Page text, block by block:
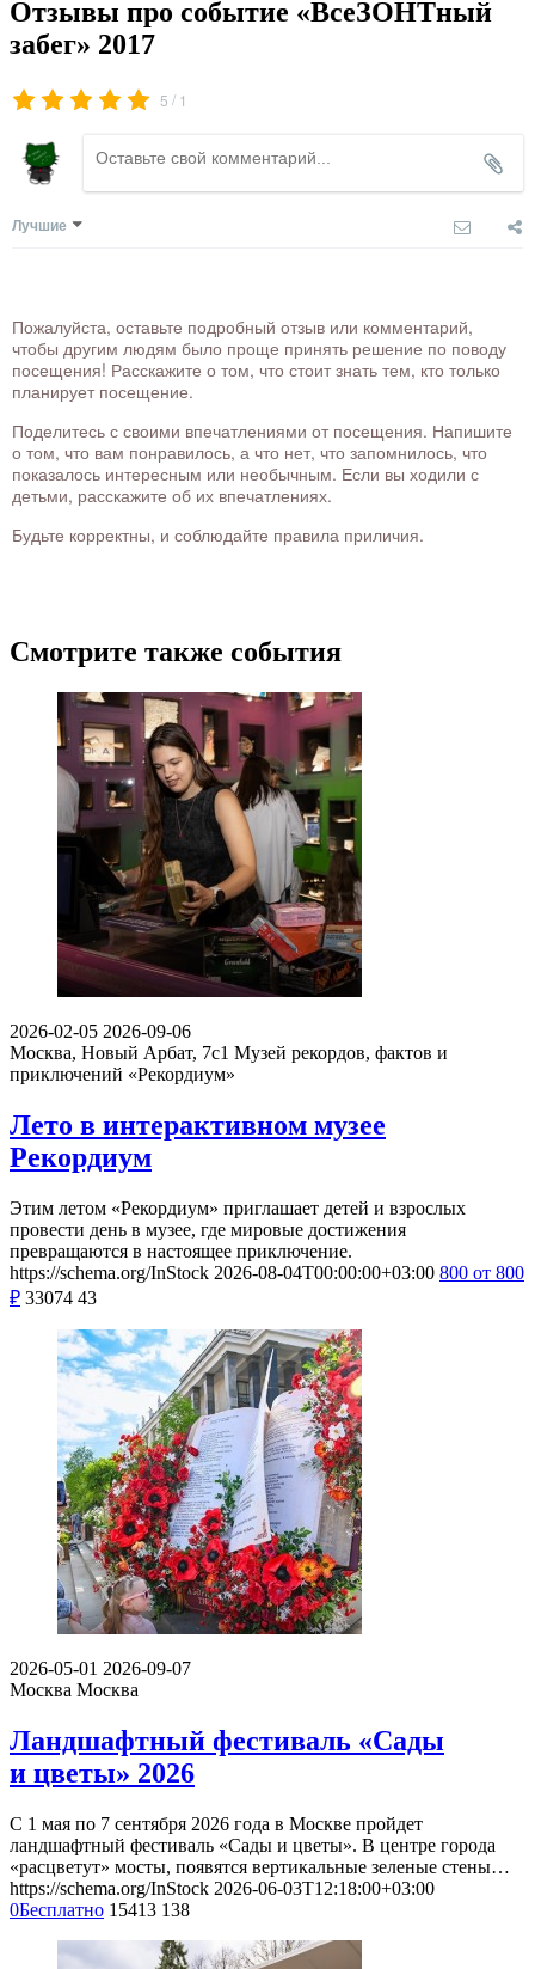
Отзывы про событие «ВсеЗОНТный
забег» 2017
5 / 1
Лучшие
Пожалуйста, оставьте подробный отзыв или комментарий,
чтобы другим людям было проще принять решение по поводу
посещения! Расскажите о том, что стоит знать тем, кто только
планирует посещение.
Поделитесь с своими впечатлениями от посещения. Напишите
о том, что вам понравилось, а что нет, что запомнилось, что
показалось интересным или необычным. Если вы ходили с
детьми, расскажите об их впечатлениях.
Будьте корректны, и соблюдайте правила приличия.
Смотрите также события
2026-02-05 2026-09-06
Москва, Новый Арбат, 7с1 Музей рекордов, фактов и
приключений «Рекордиум»
Лето в интерактивном музее
Рекордиум
Этим летом «Рекордиум» приглашает детей и взрослых
провести день в музее, где мировые достижения
превращаются в настоящее приключение.
https://schema.org/InStock 2026-08-04T00:00:00+03:00 800 от 800
₽ 33074 43
2026-05-01 2026-09-07
Москва Москва
Ландшафтный фестиваль «Сады
и цветы» 2026
С 1 мая по 7 сентября 2026 года в Москве пройдет
ландшафтный фестиваль «Сады и цветы». В центре города
«расцветут» мосты, появятся вертикальные зеленые стены…
https://schema.org/InStock 2026-06-03T12:18:00+03:00
0Бесплатно 15413 138